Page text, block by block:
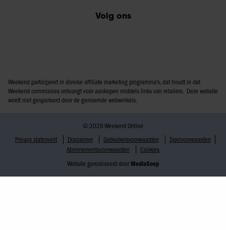
Volg ons
Weekend participeert in diverse affiliate marketing programma’s, dat houdt in dat
Weekend commissies ontvangt voor aankopen middels links van retailers. Deze website
wordt niet gesponsord door de genoemde webwinkels.
© 2026 Weekend Online
Privacy statement
Disclaimer Gebruikersvoorwaarden
Spelvoorwaarden
Abonnementsvoorwaarden
Cookies
Website gerealiseerd door MediaSoep